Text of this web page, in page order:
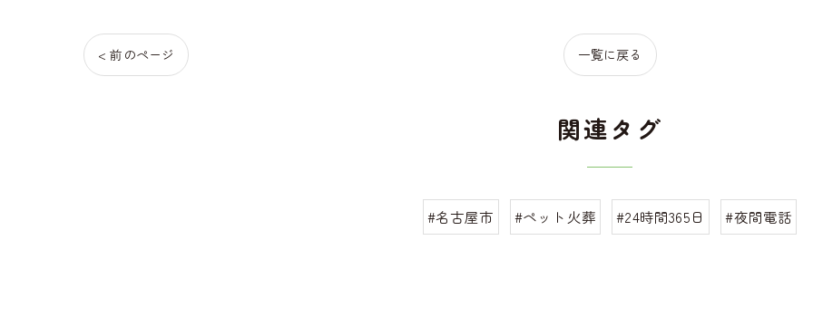
< 前のページ 一覧に戻る
関連タグ
#名古屋市 #ペット火葬 #24時間365日 #夜間電話